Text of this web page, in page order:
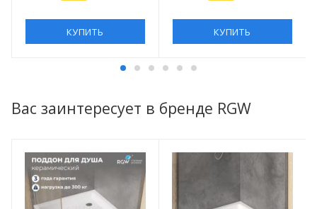
КУПИТЬ КУПИТЬ
Вас заинтересует в бренде RGW